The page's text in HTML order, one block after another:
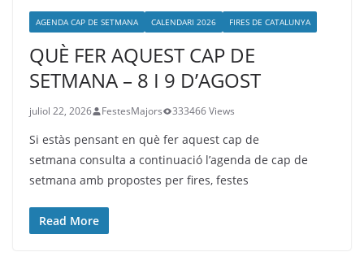
AGENDA CAP DE SETMANA CALENDARI 2026 FIRES DE CATALUNYA
QUÈ FER AQUEST CAP DE
SETMANA – 8 I 9 D’AGOST
juliol 22, 2026 FestesMajors 333466 Views
Si estàs pensant en què fer aquest cap de
setmana consulta a continuació l’agenda de cap de
setmana amb propostes per fires, festes
Read More